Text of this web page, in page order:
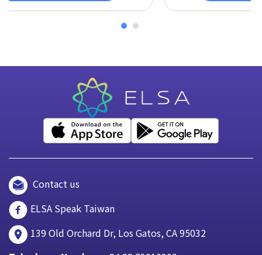
Contact us
ELSA Speak Taiwan
139 Old Orchard Dr, Los Gatos, CA 95032